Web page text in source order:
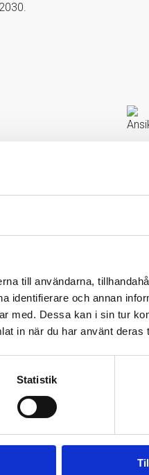
till användarna,
identifierare och annan
med. Dessa kan i sin tur
in när du har använt deras
Statistik
den
veta står på
se resultaten,
var endast ett